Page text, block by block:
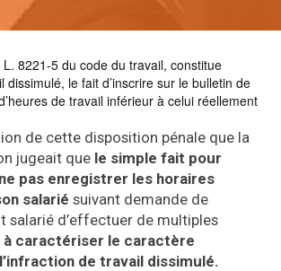
L. 8221-5 du code du travail, constitue
dissimulé, le fait d’inscrire sur le bulletin de
de travail inférieur à celui réellement
de cette disposition pénale que la
jugeait que le simple fait pour
pas enregistrer les horaires
salarié suivant demande de
salarié d’effectuer de multiples
caractériser le caractère
de travail dissimulé.